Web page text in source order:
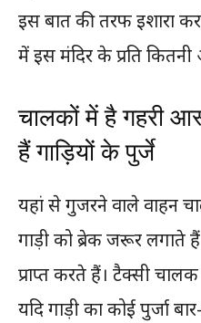
इस बात की तरफ इशारा
में इस मंदिर के प्रति
चालकों में है गहरी
हैं गाड़ियों के पुर्जे
यहां से गुजरने वाले वाहन
गाड़ी को ब्रेक जरूर लगाते
प्राप्त करते हैं। टैक्सी
यदि गाड़ी का कोई पुर्जा